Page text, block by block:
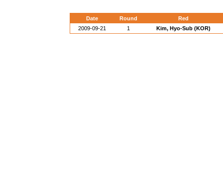
Date Round
Red
2009-09-21
1 Kim, Hyo-Sub (KOR)